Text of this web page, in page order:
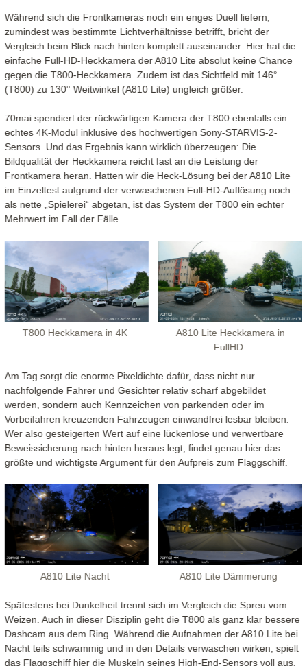
Während sich die Frontkameras noch ein enges Duell liefern,
zumindest was bestimmte Lichtverhältnisse betrifft, bricht der
Vergleich beim Blick nach hinten komplett auseinander. Hier hat die
einfache Full-HD-Heckkamera der A810 Lite absolut keine Chance
gegen die T800-Heckkamera. Zudem ist das Sichtfeld mit 146°
(T800) zu 130° Weitwinkel (A810 Lite) ungleich größer.
70mai spendiert der rückwärtigen Kamera der T800 ebenfalls ein
echtes 4K-Modul inklusive des hochwertigen Sony-STARVIS-2-
Sensors. Und das Ergebnis kann wirklich überzeugen: Die
Bildqualität der Heckkamera reicht fast an die Leistung der
Frontkamera heran. Hatten wir die Heck-Lösung bei der A810 Lite
im Einzeltest aufgrund der verwaschenen Full-HD-Auflösung noch
als nette „Spielerei“ abgetan, ist das System der T800 ein echter
Mehrwert im Fall der Fälle.
T800 Heckkamera in 4K
A810 Lite Heckkamera in
FullHD
Am Tag sorgt die enorme Pixeldichte dafür, dass nicht nur
nachfolgende Fahrer und Gesichter relativ scharf abgebildet
werden, sondern auch Kennzeichen von parkenden oder im
Vorbeifahren kreuzenden Fahrzeugen einwandfrei lesbar bleiben.
Wer also gesteigerten Wert auf eine lückenlose und verwertbare
Beweissicherung nach hinten heraus legt, findet genau hier das
größte und wichtigste Argument für den Aufpreis zum Flaggschiff.
A810 Lite Nacht A810 Lite Dämmerung
Spätestens bei Dunkelheit trennt sich im Vergleich die Spreu vom
Weizen. Auch in dieser Disziplin geht die T800 als ganz klar bessere
Dashcam aus dem Ring. Während die Aufnahmen der A810 Lite bei
Nacht teils schwammig und in den Details verwaschen wirken, spielt
das Flaggschiff hier die Muskeln seines High-End-Sensors voll aus.